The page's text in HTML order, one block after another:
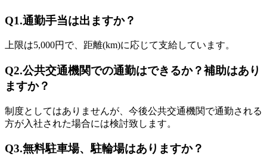
Q1.通勤手当は出ますか？
上限は5,000円で、距離(km)に応じて支給しています。
Q2.公共交通機関での通勤はできるか？補助はあり
ますか？
制度としてはありませんが、今後公共交通機関で通勤される
方が入社された場合には検討致します。
Q3.無料駐車場、駐輪場はありますか？